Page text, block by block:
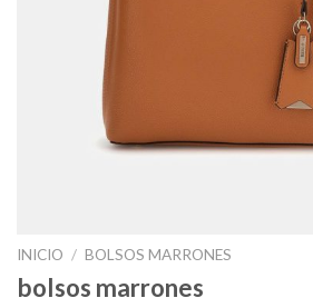
INICIO / BOLSOS MARRONES
bolsos marrones